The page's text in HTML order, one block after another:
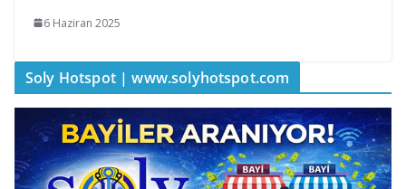
6 Haziran 2025
Soly Hotspot | www.solyhotspot.com